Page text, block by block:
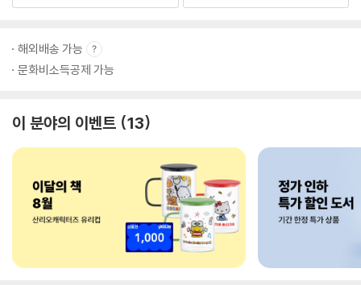
해외배송 가능
문화비소득공제 가능
이 분야의 이벤트 13